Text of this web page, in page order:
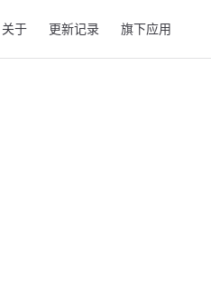
关于 更新记录 旗下应用